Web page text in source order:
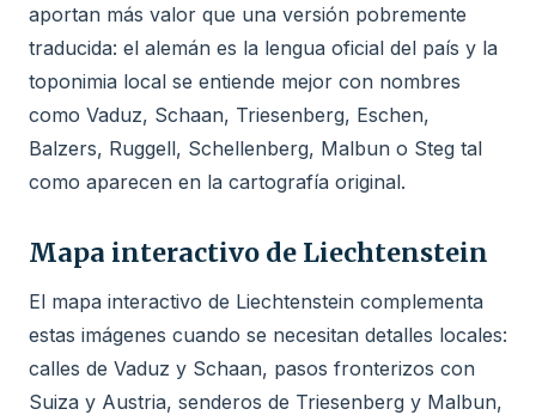
aportan más valor que una versión pobremente
traducida: el alemán es la lengua oficial del país y la
toponimia local se entiende mejor con nombres
como Vaduz, Schaan, Triesenberg, Eschen,
Balzers, Ruggell, Schellenberg, Malbun o Steg tal
como aparecen en la cartografía original.
Mapa interactivo de Liechtenstein
El mapa interactivo de Liechtenstein complementa
estas imágenes cuando se necesitan detalles locales:
calles de Vaduz y Schaan, pasos fronterizos con
Suiza y Austria, senderos de Triesenberg y Malbun,